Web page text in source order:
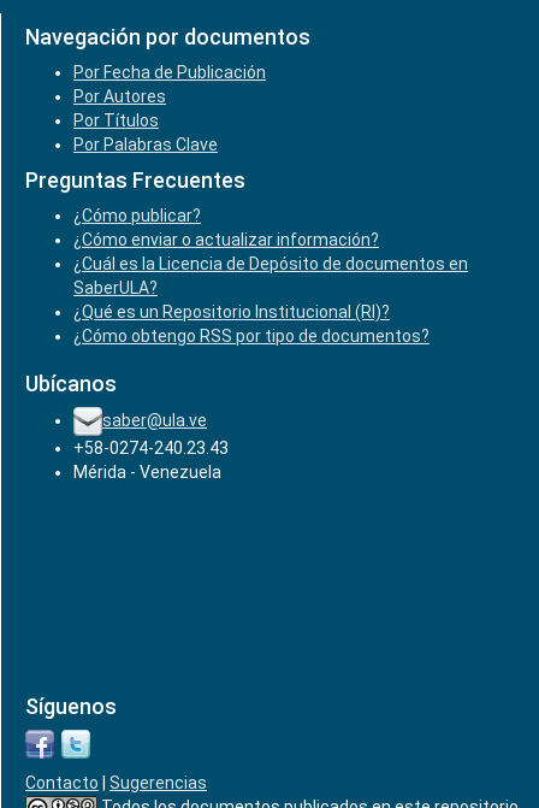
Navegación por documentos
Por Fecha de Publicación
Por Autores
Por Títulos
Por Palabras Clave
Preguntas Frecuentes
¿Cómo publicar?
¿Cómo enviar o actualizar información?
¿Cuál es la Licencia de Depósito de documentos en
SaberULA?
¿Qué es un Repositorio Institucional (RI)?
¿Cómo obtengo RSS por tipo de documentos?
Ubícanos
saber@ula.ve
+58-0274-240.23.43
Mérida - Venezuela
Síguenos
Contacto
Sugerencias